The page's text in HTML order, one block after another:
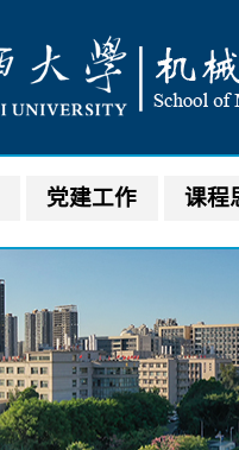
党建工作 课程